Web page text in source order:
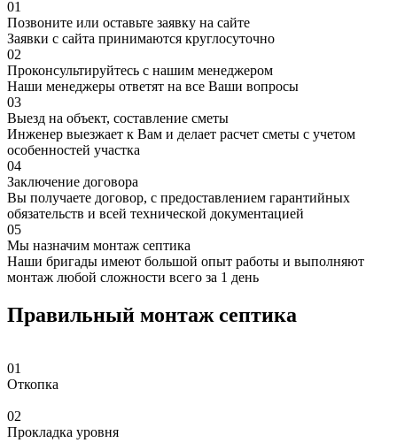
01
Позвоните или оставьте заявку на сайте
Заявки с сайта принимаются круглосуточно
02
Проконсультируйтесь с нашим менеджером
Наши менеджеры ответят на все Ваши вопросы
03
Выезд на объект, составление сметы
Инженер выезжает к Вам и делает расчет сметы с учетом
особенностей участка
04
Заключение договора
Вы получаете договор, с предоставлением гарантийных
обязательств и всей технической документацией
05
Мы назначим монтаж септика
Наши бригады имеют большой опыт работы и выполняют
монтаж любой сложности всего за 1 день
Правильный монтаж септика
01
Откопка
02
Прокладка уровня